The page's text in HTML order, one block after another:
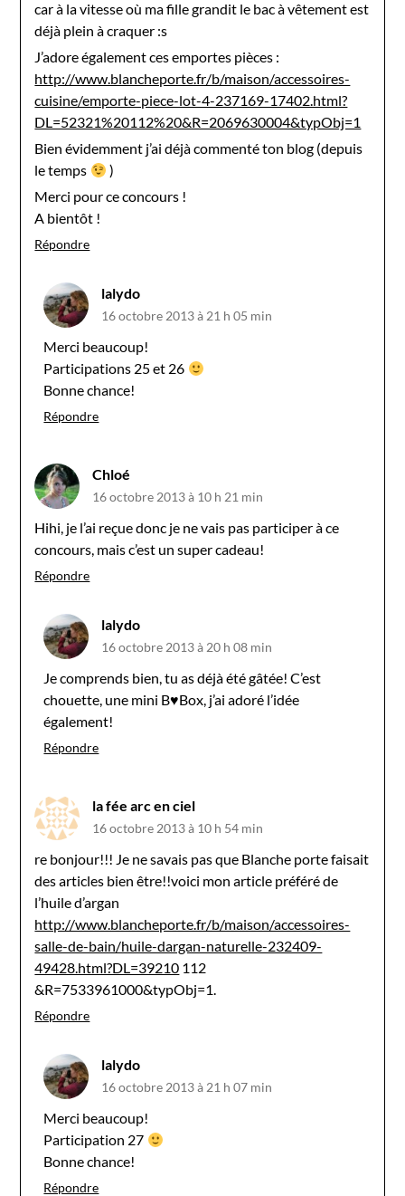
car à la vitesse où ma fille grandit le bac à vêtement est
déjà plein à craquer :s
J’adore également ces emportes pièces :
http://www.blancheporte.fr/b/maison/accessoires-
cuisine/emporte-piece-lot-4-237169-17402.html?
DL=52321%20112%20&R=2069630004&typObj=1
Bien évidemment j’ai déjà commenté ton blog (depuis
le temps
)
Merci pour ce concours !
A bientôt !
Répondre
lalydo
16 octobre 2013 à 21 h 05 min
Merci beaucoup!
Participations 25 et 26
Bonne chance!
Répondre
Chloé
16 octobre 2013 à 10 h 21 min
Hihi, je l’ai reçue donc je ne vais pas participer à ce
concours, mais c’est un super cadeau!
Répondre
lalydo
16 octobre 2013 à 20 h 08 min
Je comprends bien, tu as déjà été gâtée! C’est
chouette, une mini B♥Box, j’ai adoré l’idée
également!
Répondre
la fée arc en ciel
16 octobre 2013 à 10 h 54 min
re bonjour!!! Je ne savais pas que Blanche porte faisait
des articles bien être!!voici mon article préféré de
l’huile d’argan
http://www.blancheporte.fr/b/maison/accessoires-
salle-de-bain/huile-dargan-naturelle-232409-
49428.html?DL=39210 112
&R=7533961000&typObj=1.
Répondre
lalydo
16 octobre 2013 à 21 h 07 min
Merci beaucoup!
Participation 27
Bonne chance!
Répondre